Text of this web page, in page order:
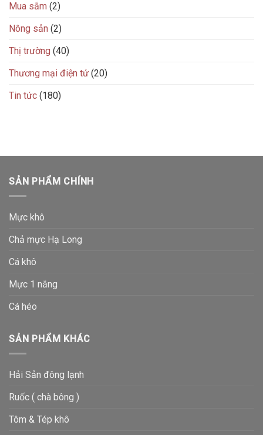
Mua sắm (2)
Nông sản (2)
Thị trường (40)
Thương mại điện tử (20)
Tin tức (180)
SẢN PHẨM CHÍNH
Mực khô
Chả mực Hạ Long
Cá khô
Mực 1 nắng
Cá héo
SẢN PHẨM KHÁC
Hải Sản đông lạnh
Ruốc ( chà bông )
Tôm & Tép khô